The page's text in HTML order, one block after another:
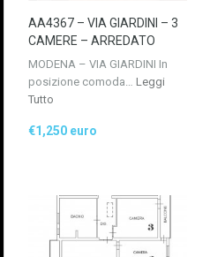
AA4367 – VIA GIARDINI – 3
CAMERE – ARREDATO
MODENA – VIA GIARDINI In
posizione comoda… Leggi
Tutto
€1,250 euro